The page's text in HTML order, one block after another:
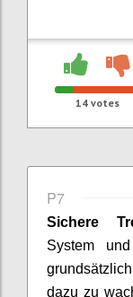
14votes
P7
Sichere
System
dazu zu